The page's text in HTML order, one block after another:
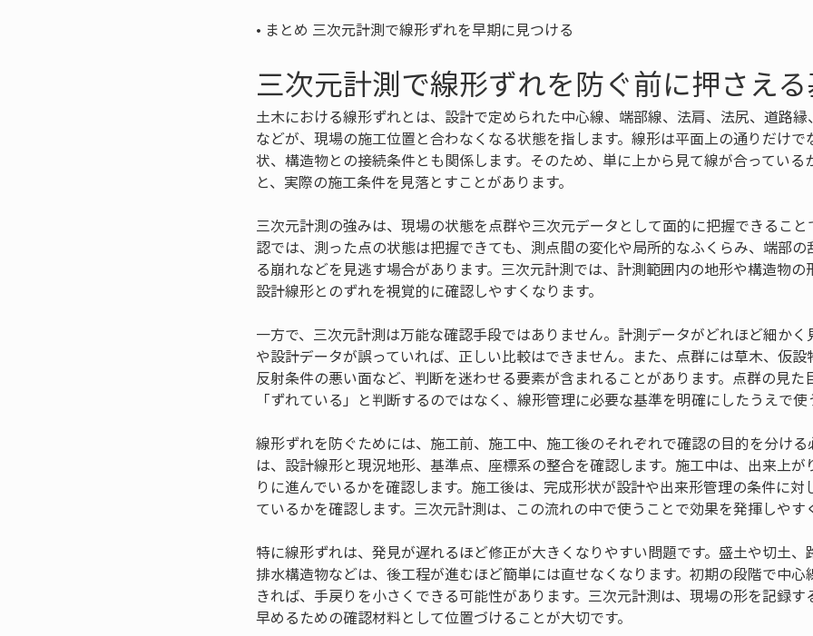
• まとめ 三次元計測で線形ずれを早期に見つける
三次元計測で線形ずれを防ぐ前に押さえ
土木における線形ずれとは、設計で定められた中心線、端部線、法肩、法尻、道路
などが、現場の施工位置と合わなくなる状態を指します。線形は平面上の通りだけ
状、構造物との接続条件とも関係します。そのため、単に上から見て線が合っている
と、実際の施工条件を見落とすことがあります。
三次元計測の強みは、現場の状態を点群や三次元データとして面的に把握できるこ
認では、測った点の状態は把握できても、測点間の変化や局所的なふくらみ、端部
る崩れなどを見逃す場合があります。三次元計測では、計測範囲内の地形や構造物
設計線形とのずれを視覚的に確認しやすくなります。
一方で、三次元計測は万能な確認手段ではありません。計測データがどれほど細か
や設計データが誤っていれば、正しい比較はできません。また、点群には草木、仮
反射条件の悪い面など、判断を迷わせる要素が含まれることがあります。点群の見た
「ずれている」と判断するのではなく、線形管理に必要な基準を明確にしたうえで
線形ずれを防ぐためには、施工前、施工中、施工後のそれぞれで確認の目的を分け
は、設計線形と現況地形、基準点、座標系の整合を確認します。施工中は、出来上
りに進んでいるかを確認します。施工後は、完成形状が設計や出来形管理の条件に
ているかを確認します。三次元計測は、この流れの中で使うことで効果を発揮しやす
特に線形ずれは、発見が遅れるほど修正が大きくなりやすい問題です。盛土や切土
排水構造物などは、後工程が進むほど簡単には直せなくなります。初期の段階で中
きれば、手戻りを小さくできる可能性があります。三次元計測は、現場の形を記録
早めるための確認材料として位置づけることが大切です。